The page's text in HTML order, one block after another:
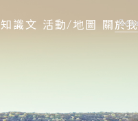
知識文 活動/地圖 關於